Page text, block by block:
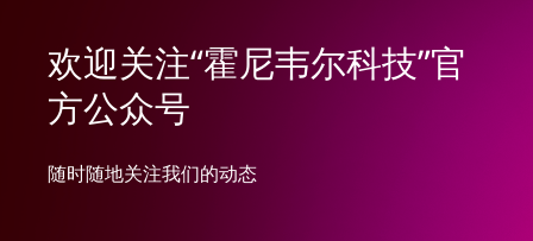
欢迎关注“霍尼韦尔科技”官
方公众号
随时随地关注我们的动态